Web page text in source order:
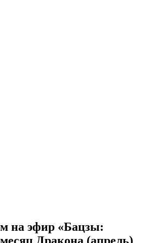
на эфир «Бацзы: